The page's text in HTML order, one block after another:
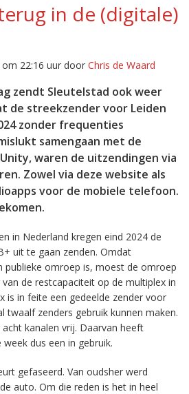
in de (digitale)
22:16 uur door Chris de Waard
zendt Sleutelstad ook weer
de streekzender voor Leiden
zonder frequenties
samengaan met de
waren de uitzendingen via
Zowel via deze website als
voor de mobiele telefoon.
in Nederland kregen eind 2024 de
uit te gaan zenden. Omdat
publieke omroep is, moest de omroep
de restcapaciteit op de multiplex in
is in feite een gedeelde zender voor
twaalf zenders gebruik kunnen maken.
kanalen vrij. Daarvan heeft
dus een in gebruik.
gefaseerd. Van oudsher werd
auto. Om die reden is het in heel